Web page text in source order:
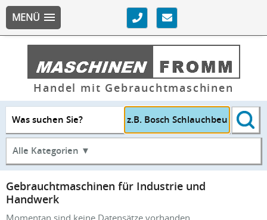
MENÜ
Handel mit Gebrauchtmaschinen
Was suchen Sie?
Alle Kategorien ▼
Gebrauchtmaschinen für Industrie und
Handwerk
Momentan sind keine Datensätze vorhanden.